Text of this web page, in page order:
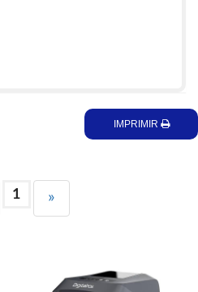
IMPRIMIR
1 »